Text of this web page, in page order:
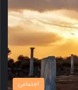
اجتماعی